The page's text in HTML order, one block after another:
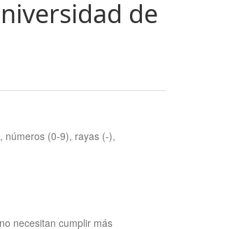
de
números (0-9), rayas (-),
necesitan cumplir más